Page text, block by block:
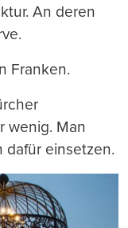
An deren
Franken.
wenig. Man
dafür einsetzen.